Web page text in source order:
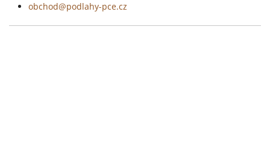
obchod@podlahy-pce.cz